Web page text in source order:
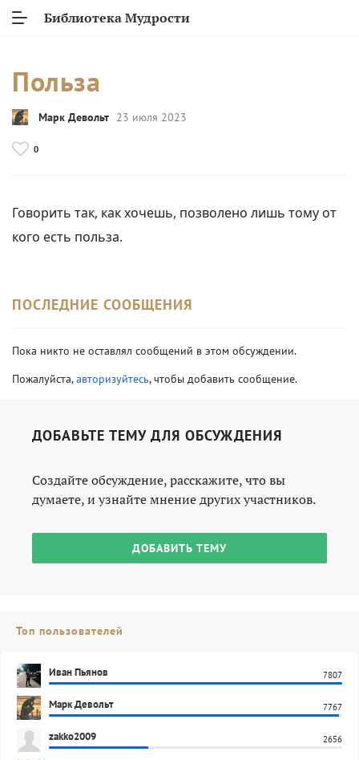
Библиотека Мудрости
Польза
Марк Девольт 23 июля 2023
0
Говорить так, как хочешь, позволено лишь тому от
кого есть польза.
ПОСЛЕДНИЕ СООБЩЕНИЯ
Пока никто не оставлял сообщений в этом обсуждении.
Пожалуйста,авторизуйтесь, чтобы добавить сообщение.
ДОБАВЬТЕ ТЕМУ ДЛЯ ОБСУЖДЕНИЯ
Создайте обсуждение, расскажите, что вы
думаете, и узнайте мнение других участников.
ДОБАВИТЬ ТЕМУ
Топ пользователей
Иван Пьянов 7807
Марк Девольт 7767
zakko2009 2656